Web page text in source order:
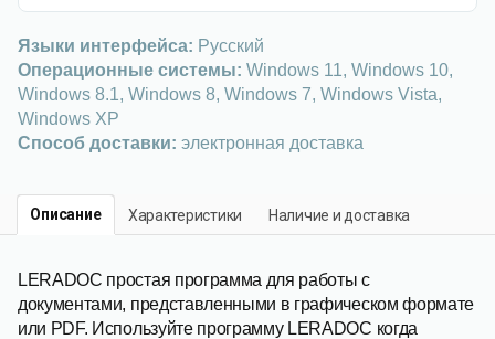
Языки интерфейса: Русский
Операционные системы: Windows 11, Windows 10,
Windows 8.1, Windows 8, Windows 7, Windows Vista,
Windows XP
Способ доставки: электронная доставка
Описание Характеристики Наличие и доставка
LERADOC простая программа для работы с
документами, представленными в графическом формате
или PDF. Используйте программу LERADOC когда